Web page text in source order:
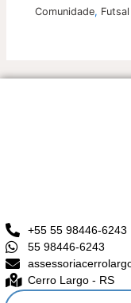
Comunidade,
+55 55 98446-6243
55 98446-6243
Cerro Largo - RS